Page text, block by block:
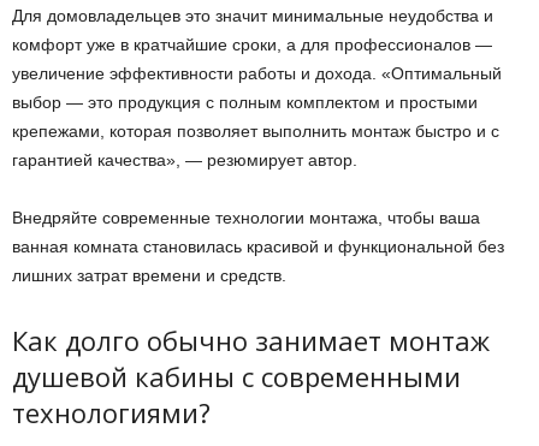
Для домовладельцев это значит минимальные неудобства и
комфорт уже в кратчайшие сроки, а для профессионалов —
увеличение эффективности работы и дохода. «Оптимальный
выбор — это продукция с полным комплектом и простыми
крепежами, которая позволяет выполнить монтаж быстро и с
гарантией качества», — резюмирует автор.
Внедряйте современные технологии монтажа, чтобы ваша
ванная комната становилась красивой и функциональной без
лишних затрат времени и средств.
Как долго обычно занимает монтаж
душевой кабины с современными
технологиями?